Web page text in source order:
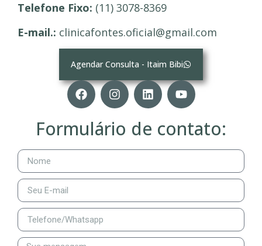
Telefone Fixo: (11) 3078-8369
E-mail.: clinicafontes.oficial@gmail.com
Agendar Consulta - Itaim Bibi
Formulário de contato: